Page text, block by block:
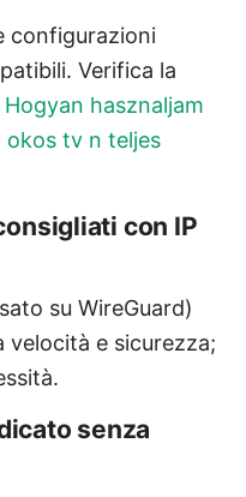
configurazioni
Verifica la
Hogyan hasznaljam
tv n teljes
con IP
su WireGuard)
e sicurezza;
senza